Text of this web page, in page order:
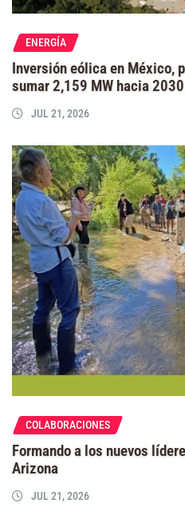
ENERGÍA
Inversión eólica en México,
sumar 2,159 MW hacia 2030
JUL 21, 2026
COLABORACIONES
Formando a los nuevos
Arizona
JUL 21, 2026